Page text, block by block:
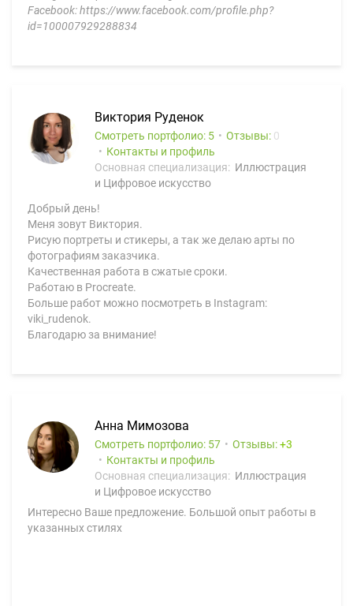
Facebook: https://www.facebook.com/profile.php?
id=100007929288834
Виктория Руденок
Смотреть портфолио: 5 Отзывы: 0
Контакты и профиль
Основная специализация: Иллюстрация
и Цифровое искусство
Добрый день!
Меня зовут Виктория.
Рисую портреты и стикеры, а так же делаю арты по
фотографиям заказчика.
Качественная работа в сжатые сроки.
Работаю в Procreate.
Больше работ можно посмотреть в Instagram:
viki_rudenok.
Благодарю за внимание!
Анна Мимозова
Смотреть портфолио: 57 Отзывы:
3
Контакты и профиль
Основная специализация: Иллюстрация
и Цифровое искусство
Интересно Ваше предложение. Большой опыт работы в
указанных стилях